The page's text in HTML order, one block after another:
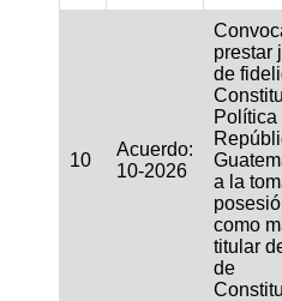
10
Acuerdo:
10-2026
prestar
de
Política
a la
como
titular
de